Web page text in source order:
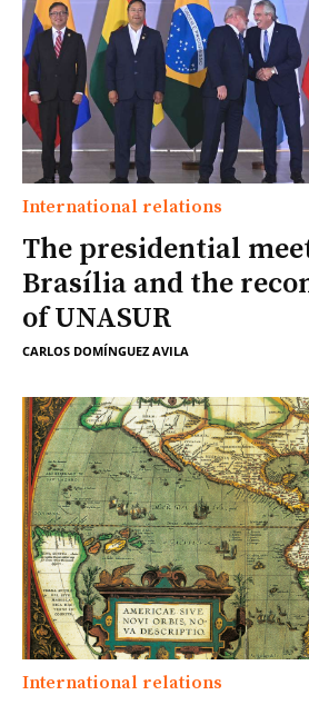
International relations
The presidential
Brasília and the
of UNASUR
CARLOS DOMÍNGUEZ AVILA
International relations